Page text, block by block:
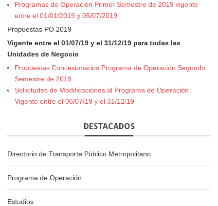
Programas de Operación Primer Semestre de 2019 vigente
entre el 01/01/2019 y 05/07/2019
Propuestas PO 2019
Vigente entre el 01/07/19 y el 31/12/19 para todas las
Unidades de Negocio
Propuestas Concesionarios Programa de Operación Segundo
Semestre de 2019
Solicitudes de Modificaciones al Programa de Operación
Vigente entre el 06/07/19 y el 31/12/19
DESTACADOS
Directorio de Transporte Público Metropolitano
Programa de Operación
Estudios